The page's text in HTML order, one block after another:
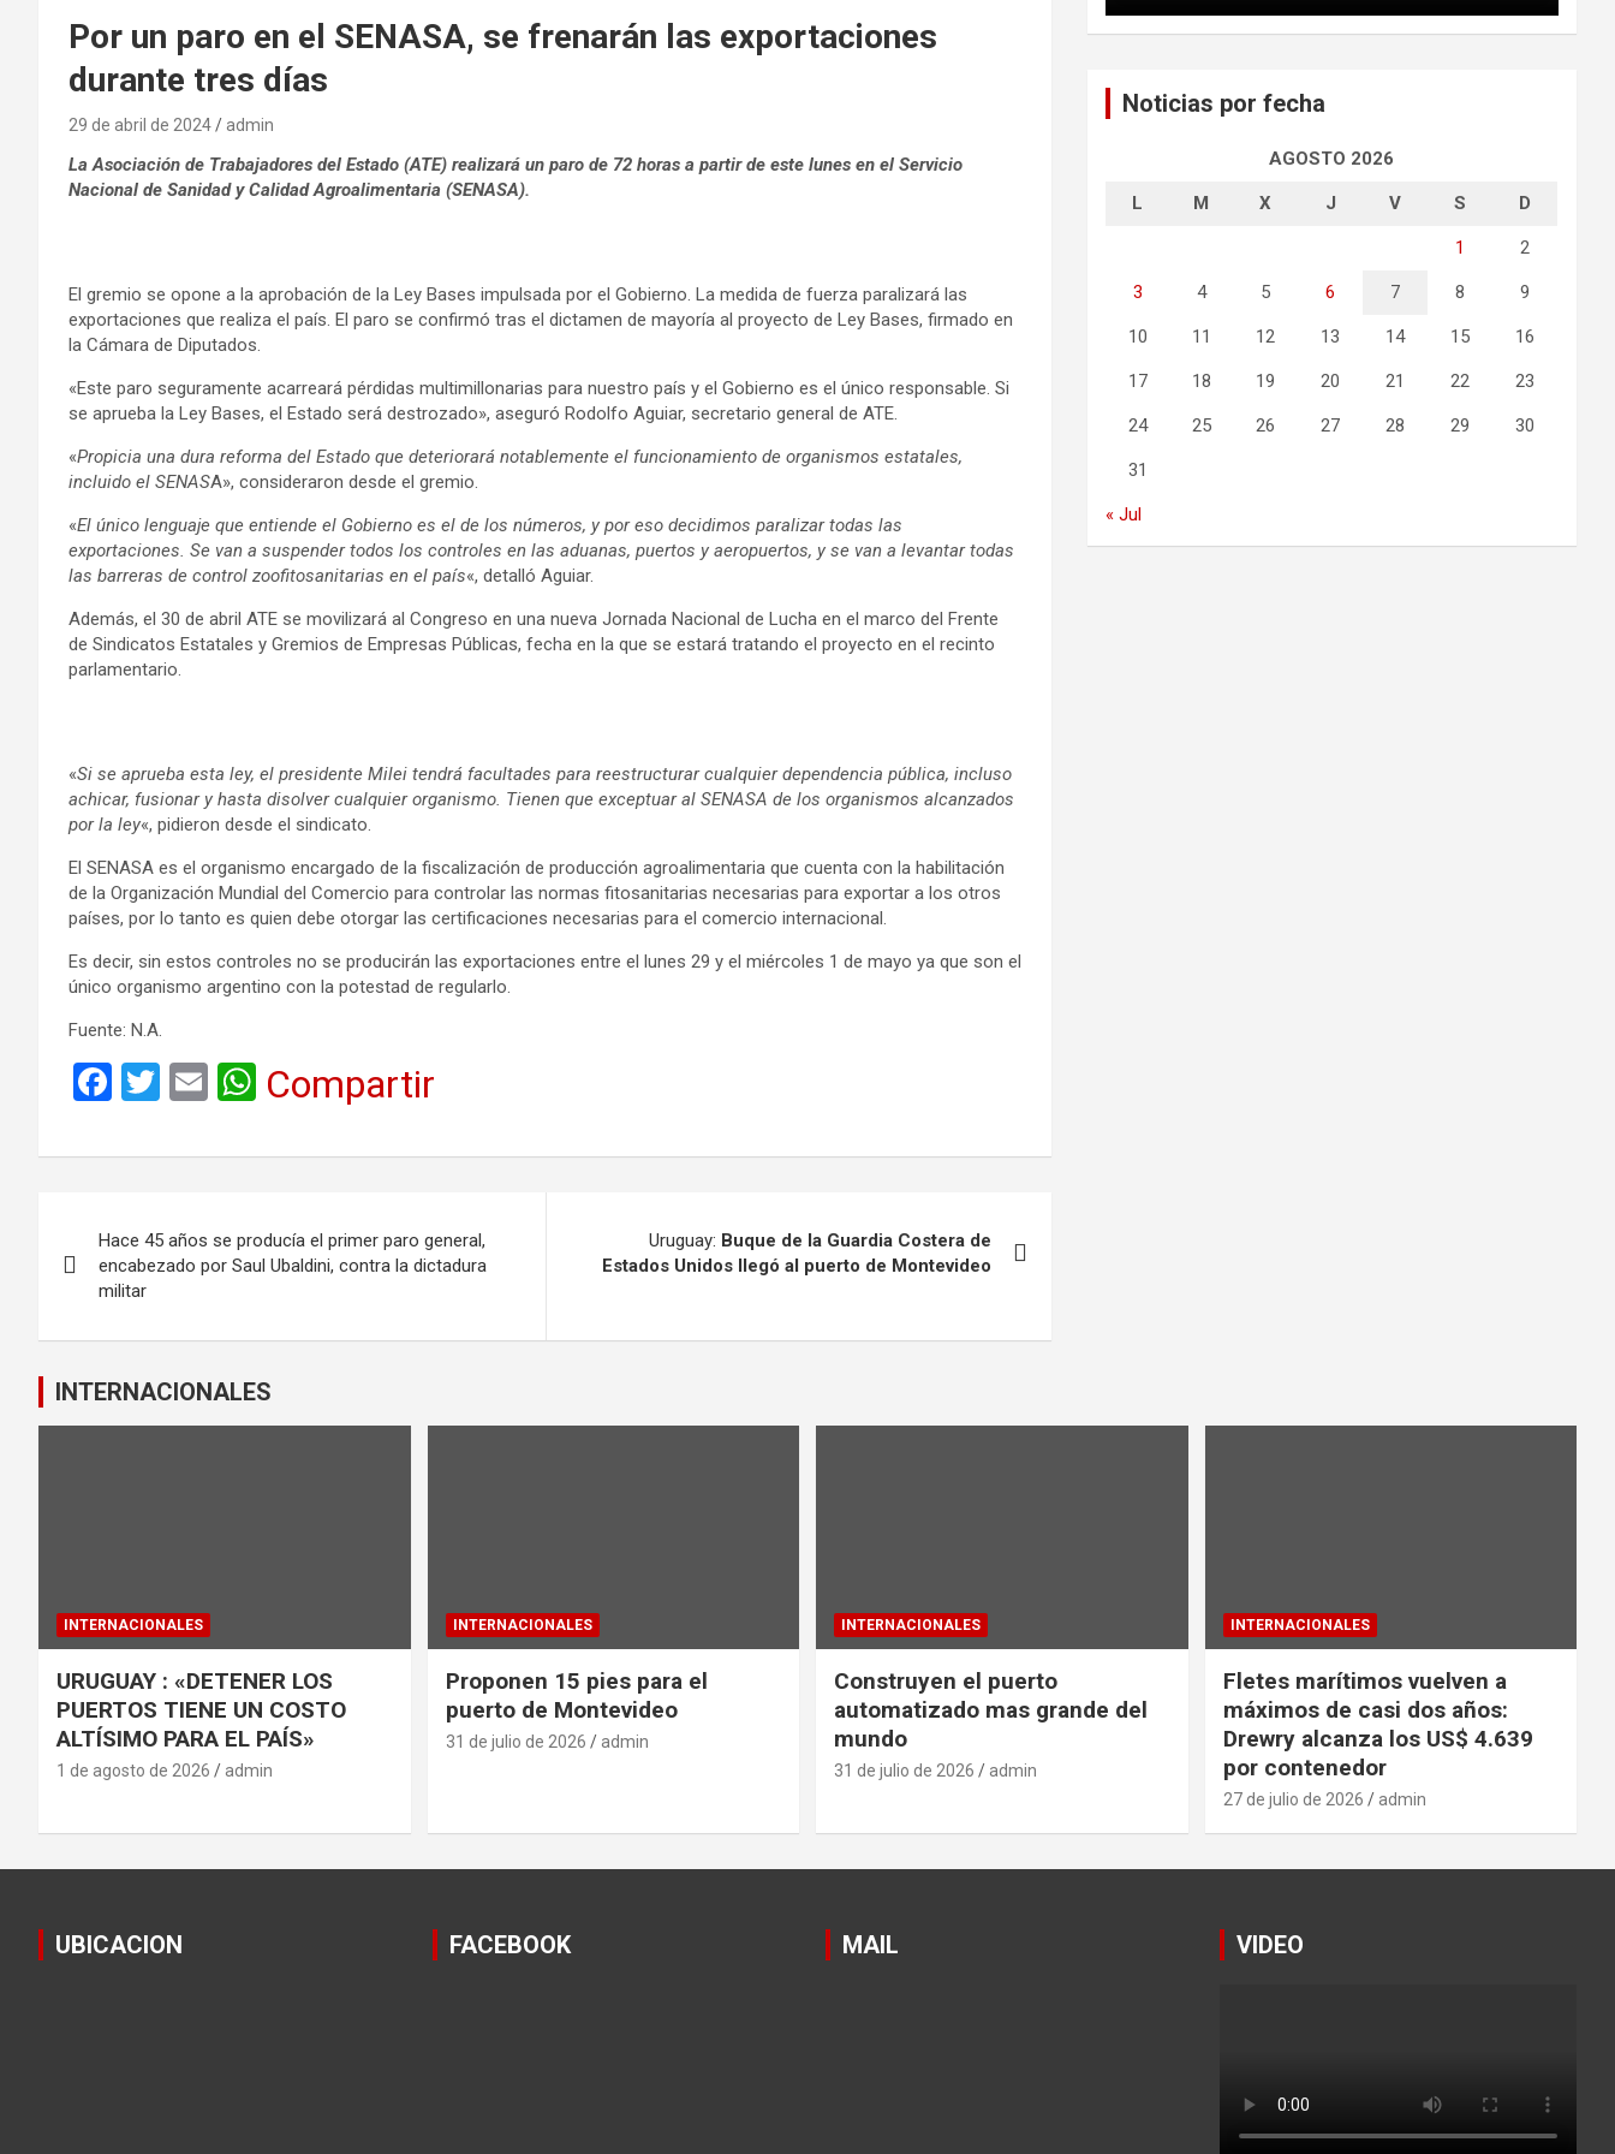
Por un paro en el SENASA, se frenarán las exportaciones
durante tres días
29 de abril de 2024 admin
La Asociación de Trabajadores del Estado (ATE) realizará un paro de 72 horas a partir de este lunes en el Servicio
Nacional de Sanidad y Calidad Agroalimentaria (SENASA).
El gremio se opone a la aprobación de la Ley Bases impulsada por el Gobierno. La medida de fuerza paralizará las
exportaciones que realiza el país. El paro se confirmó tras el dictamen de mayoría al proyecto de Ley Bases, firmado en
la Cámara de Diputados.
«Este paro seguramente acarreará pérdidas multimillonarias para nuestro país y el Gobierno es el único responsable. Si
se aprueba la Ley Bases, el Estado será destrozado», aseguró Rodolfo Aguiar, secretario general de ATE.
«Propicia una dura reforma del Estado que deteriorará notablemente el funcionamiento de organismos estatales,
incluido el SENASA», consideraron desde el gremio.
«El único lenguaje que entiende el Gobierno es el de los números, y por eso decidimos paralizar todas las
exportaciones. Se van a suspender todos los controles en las aduanas, puertos y aeropuertos, y se van a levantar todas
las barreras de control zoofitosanitarias en el país«, detalló Aguiar.
Además, el 30 de abril ATE se movilizará al Congreso en una nueva Jornada Nacional de Lucha en el marco del Frente
de Sindicatos Estatales y Gremios de Empresas Públicas, fecha en la que se estará tratando el proyecto en el recinto
parlamentario.
«Si se aprueba esta ley, el presidente Milei tendrá facultades para reestructurar cualquier dependencia pública, incluso
achicar, fusionar y hasta disolver cualquier organismo. Tienen que exceptuar al SENASA de los organismos alcanzados
por la ley«, pidieron desde el sindicato.
El SENASA es el organismo encargado de la fiscalización de producción agroalimentaria que cuenta con la habilitación
de la Organización Mundial del Comercio para controlar las normas fitosanitarias necesarias para exportar a los otros
países, por lo tanto es quien debe otorgar las certificaciones necesarias para el comercio internacional.
Es decir, sin estos controles no se producirán las exportaciones entre el lunes 29 y el miércoles 1 de mayo ya que son el
único organismo argentino con la potestad de regularlo.
Fuente: N.A.
F
ce
o
o
k
T
tt
E
ail
W
at
A
p
Compartir
de
Hace 45 años se producía el primer paro general,
encabezado por Saul Ubaldini, contra la dictadura
militar
Uruguay: Buque de la Guardia Costera de
Estados Unidos llegó al puerto de Montevideo
Noticias por fecha
AGOSTO 2026
L M X J V S D
1 2
3 4 5 6 7 8 9
10 11 12 13 14 15 16
17 18 19 20 21 22 23
24 25 26 27 28 29 30
31
« Jul
INTERNACIONALES
INTERNACIONALES
URUGUAY : «DETENER LOS
PUERTOS TIENE UN COSTO
ALTÍSIMO PARA EL PAÍS»
1 de agosto de 2026 admin
INTERNACIONALES
Proponen 15 pies para el
puerto de Montevideo
31 de julio de 2026 admin
INTERNACIONALES
Construyen el puerto
automatizado mas grande del
mundo
31 de julio de 2026 admin
INTERNACIONALES
Fletes marítimos vuelven a
máximos de casi dos años:
Drewry alcanza los US$ 4.639
por contenedor
27 de julio de 2026 admin
UBICACION FACEBOOK MAIL VIDEO